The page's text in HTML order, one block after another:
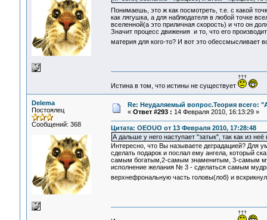
Понимаешь, это ж как посмотреть, т.е. с какой
как лягушка, а для наблюдателя в любой точке
вселенной(а это приличная скорость) и что он
Значит процесс движения и то, что его
материя для кого-то? И вот это
Истина в том, что истины не существует
Delema
Постоялец
Сообщений: 368
Re: Неудаляемый вопрос.Теория всего:
« Ответ #293 : 14 Февраля 2010, 16:13:29 »
Цитата: OEOUO от 13 Февраля 2010, 17:28:48
А дальше у него наступает "затык", так как из
Интересно, что Вы называете деградацией? Для
сделать подарок и послал ему ангела, который
самым богатым,2-самым знаменитым, 3-самым
исполнение желания № 3 - сделаться самым
верхнефрональную часть головы(лоб) и